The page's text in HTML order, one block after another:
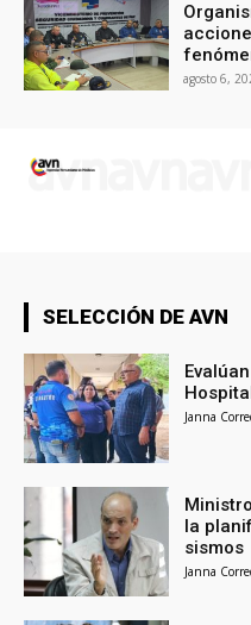
agosto 6,
SELECCIÓN DE AVN
Janna
la
sismos
Janna